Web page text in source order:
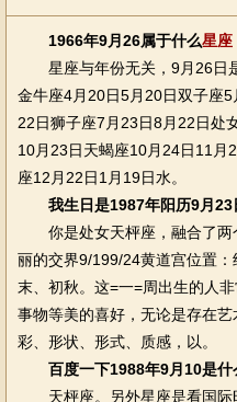
1966年9月26属于什么星座
星座与年份无关，9月26日
金牛座4月20日5月20日双子座
22日狮子座7月23日8月22日处
10月23日天蝎座10月24日11月
座12月22日1月19日水。
我生日是1987年阳历9月
你是处女天枰座，融合了两
丽的交界9/199/24黄道宫位置
末、初秋。这=一=周出生的人
事物等美的喜好，无论是存在
彩、形状、形式、质感，以。
百度一下1988年9月10是什
天枰座。另外星座是看国际